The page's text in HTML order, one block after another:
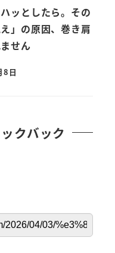
ッとしたら。その
え」の原因、巻き肩
せん
8日
クバック